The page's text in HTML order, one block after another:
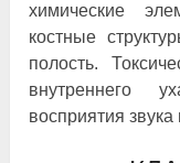
химические
костные
полость.
внутреннего
восприятия